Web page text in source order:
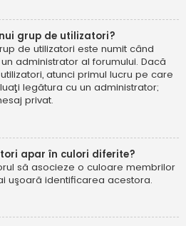
grup de utilizatori?
de utilizatori este numit când
administrator al forumului. Dacă
atunci primul lucru pe care
legătura cu un administrator;
privat.
apar în culori diferite?
să asocieze o culoare membrilor
uşoară identificarea acestora.